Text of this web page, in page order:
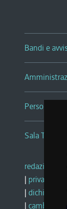
Bandi e
Persone e
Sala
redazione
| privacy
|
| cambio